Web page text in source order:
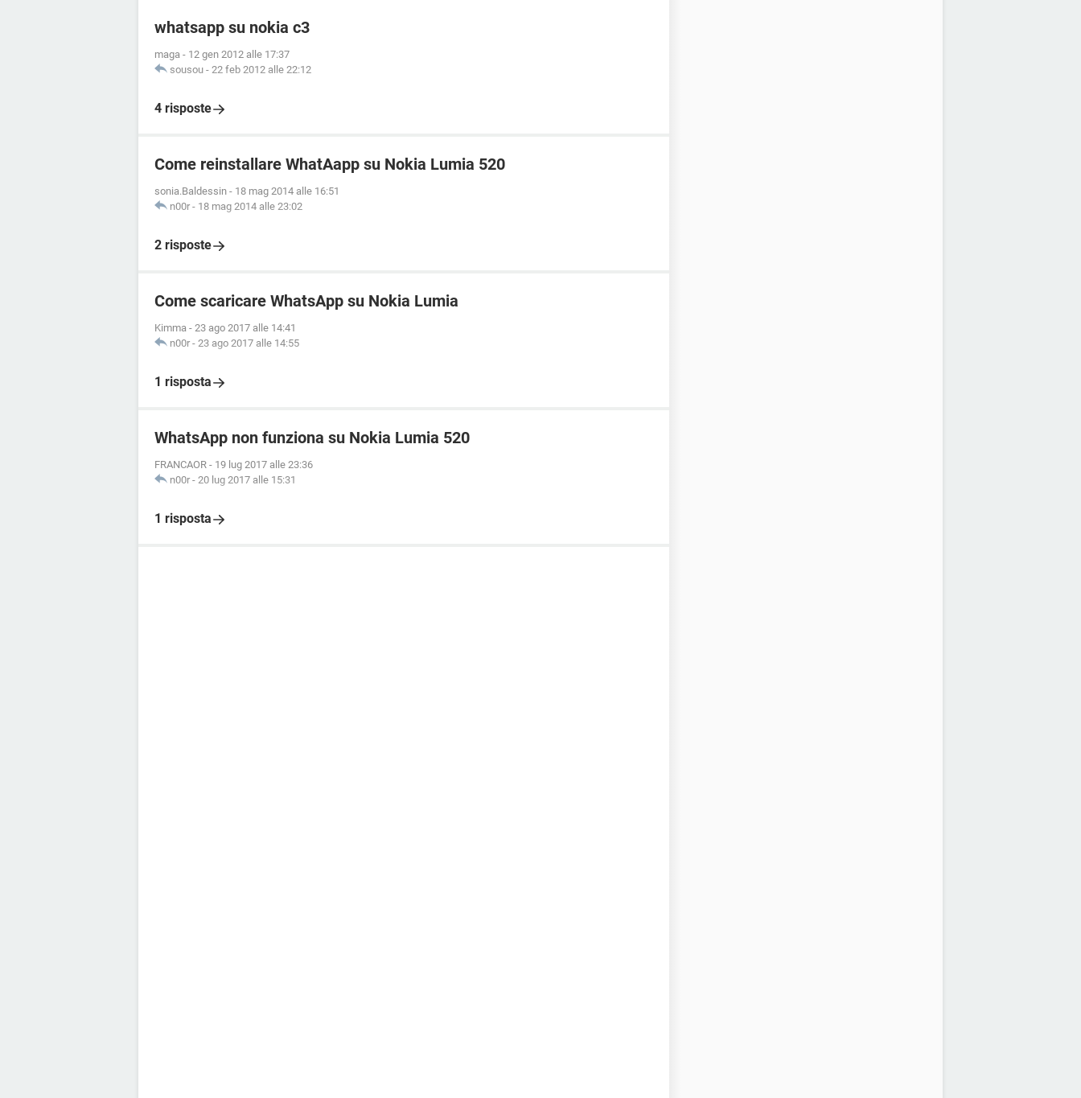
whatsapp su nokia c3
maga - 12 gen 2012 alle 17:37
sousou - 22 feb 2012 alle 22:12
4 risposte
Come reinstallare WhatAapp su Nokia Lumia 520
sonia.Baldessin - 18 mag 2014 alle 16:51
n00r - 18 mag 2014 alle 23:02
2 risposte
Come scaricare WhatsApp su Nokia Lumia
Kimma - 23 ago 2017 alle 14:41
n00r - 23 ago 2017 alle 14:55
1 risposta
WhatsApp non funziona su Nokia Lumia 520
FRANCAOR - 19 lug 2017 alle 23:36
n00r - 20 lug 2017 alle 15:31
1 risposta